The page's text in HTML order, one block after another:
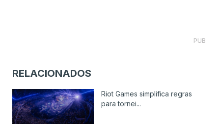
PUB
RELACIONADOS
Riot Games simplifica regras
para tornei...